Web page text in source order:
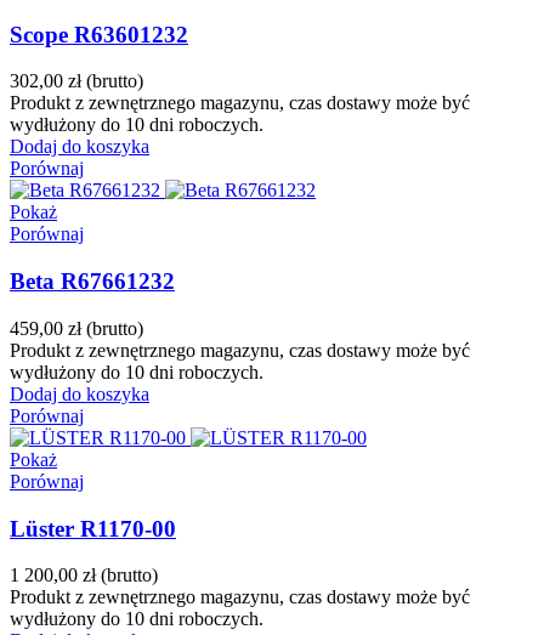
Scope R63601232
302,00 zł (brutto)
Produkt z zewnętrznego magazynu, czas dostawy może być
wydłużony do 10 dni roboczych.
Dodaj do koszyka
Porównaj
Pokaż
Porównaj
Beta R67661232
459,00 zł (brutto)
Produkt z zewnętrznego magazynu, czas dostawy może być
wydłużony do 10 dni roboczych.
Dodaj do koszyka
Porównaj
Pokaż
Porównaj
Lüster R1170-00
1 200,00 zł (brutto)
Produkt z zewnętrznego magazynu, czas dostawy może być
wydłużony do 10 dni roboczych.